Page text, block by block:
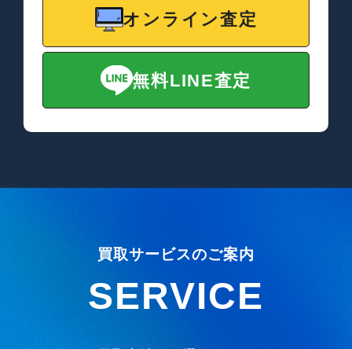
オンライン査定
無料LINE査定
買取サービスのご案内
SERVICE